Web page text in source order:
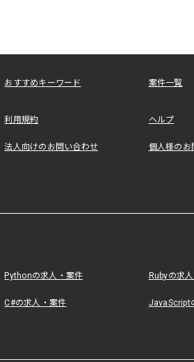
おすすめキーワード 案件一覧
利用規約 ヘルプ
法人向けのお問い合わせ 個人様のお
Pythonの求人・案件 Rubyの求
C#の求人・案件 JavaScript